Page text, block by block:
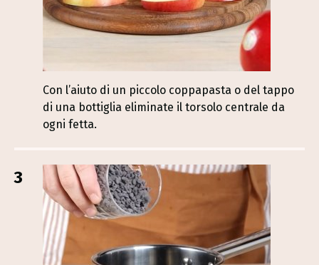
Con l’aiuto di un piccolo coppapasta o del tappo
di una bottiglia eliminate il torsolo centrale da
ogni fetta.
3